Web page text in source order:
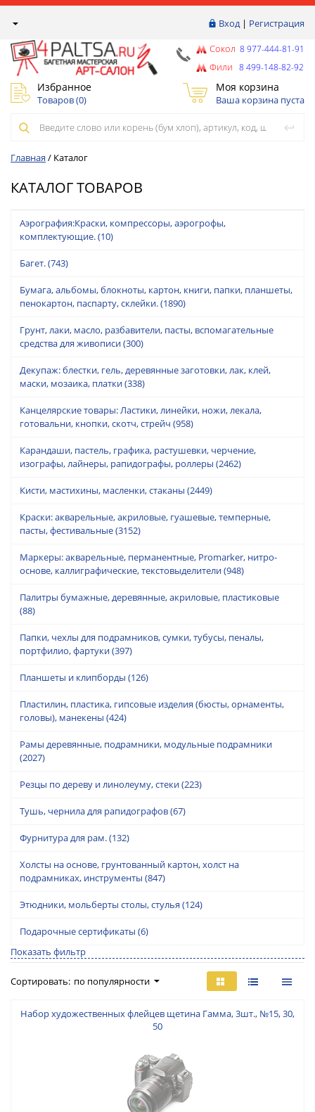
Вход| Регистрация
Сокол 8 977-444-81-91
Фили 8 499-148-82-92
Избранное
Товаров (0)
Моя корзина
Ваша корзина пуста
Главная / Каталог
КАТАЛОГ ТОВАРОВ
Аэрография:Краски, компрессоры, аэрогрофы,
комплектующие.(10)
Багет.(743)
Бумага, альбомы, блокноты, картон, книги, папки, планшеты,
пенокартон, паспарту, склейки.(1890)
Грунт, лаки, масло, разбавители, пасты, вспомагательные
средства для живописи(300)
Декупаж: блестки, гель, деревянные заготовки, лак, клей,
маски, мозаика, платки(338)
Канцелярские товары: Ластики, линейки, ножи, лекала,
готовальни, кнопки, скотч, стрейч (958)
Карандаши, пастель, графика, растушевки, черчение,
изографы, лайнеры, рапидографы, роллеры (2462)
Кисти, мастихины, масленки, стаканы (2449)
Краски: акварельные, акриловые, гуашевые, темперные,
пасты, фестивальные(3152)
Маркеры: акварельные, перманентные, Promarker, нитро-
основе, каллиграфические, текстовыделители(948)
Палитры бумажные, деревянные, акриловые, пластиковые
(88)
Папки, чехлы для подрамников, сумки, тубусы, пеналы,
портфилио, фартуки(397)
Планшеты и клипборды (126)
Пластилин, пластика, гипсовые изделия (бюсты, орнаменты,
головы), манекены (424)
Рамы деревянные, подрамники, модульные подрамники
(2027)
Резцы по дереву и линолеуму, стеки(223)
Тушь, чернила для рапидографов(67)
Фурнитура для рам.(132)
Холсты на основе, грунтованный картон, холст на
подрамниках, инструменты (847)
Этюдники, мольберты столы, стулья (124)
Подарочные сертификаты (6)
Показать фильтр
Сортировать: по популярности
Набор художественных флейцев щетина Гамма, 3шт., №15, 30,
50